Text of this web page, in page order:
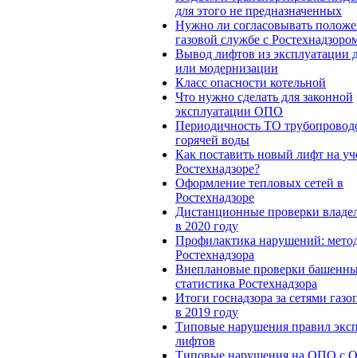
для этого не предназначенных
Нужно ли согласовывать
газовой службе с
Вывод лифтов из эксплуатации
или модернизации
Класс опасности котельной
Что нужно сделать для законной
эксплуатации ОПО
Периодичность ТО
горячей воды
Как поставить новый лифт на
Ростехнадзоре?
Оформление тепловых сетей в
Ростехнадзоре
Дистанционные проверки
в 2020 году
Профилактика нарушений:
Ростехнадзора
Внеплановые проверки
статистика Ростехнадзора
Итоги госнадзора за сетями
в 2019 году
Типовые нарушения правил
лифтов
Типовые нарушения на ОПО с